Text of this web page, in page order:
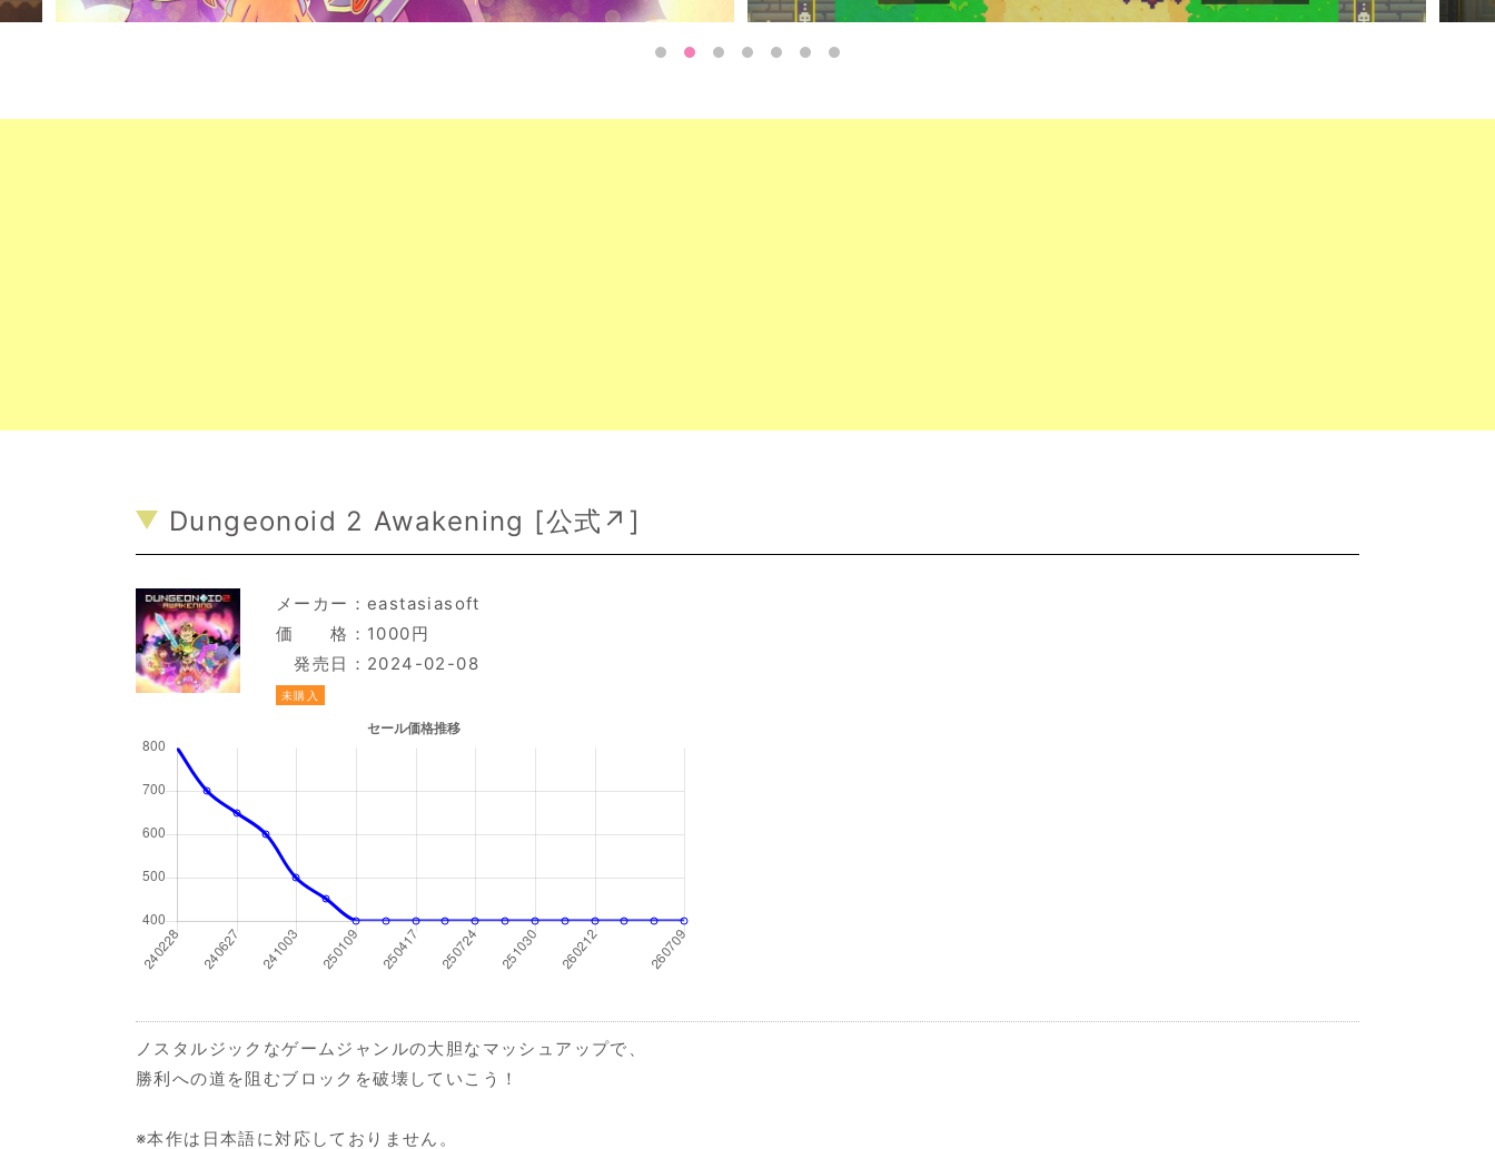
Dungeonoid 2 Awakening [公式↗ ]
メーカー： eastasiasoft
価 格：1000円
発売日：2024-02-08
未購入
ノスタルジックなゲームジャンルの大胆なマッシュアップで、
勝利への道を阻むブロックを破壊していこう！
※本作は日本語に対応しておりません。